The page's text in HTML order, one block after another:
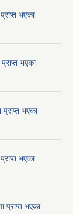
भएका
भएका
भएका
भएका
प्राप्त भएका